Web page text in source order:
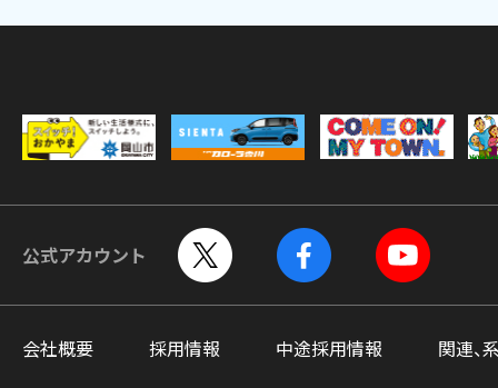
公式アカウント
会社概要 採用情報 中途採用情報 関連、